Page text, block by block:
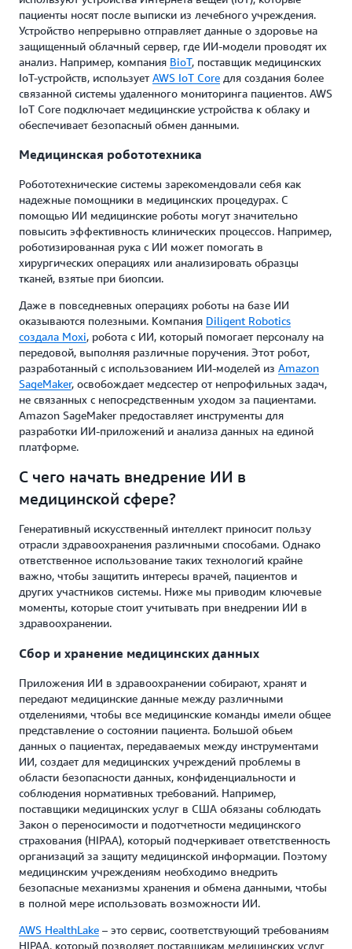
пациенты носят после выписки из лечебного учреждения.
Устройство непрерывно отправляет данные о здоровье на
защищенный облачный сервер, где ИИ-модели проводят их
анализ. Например, компания BioT, поставщик медицинских
IoT-устройств, использует AWS IoT Core для создания более
связанной системы удаленного мониторинга пациентов. AWS
IoT Core подключает медицинские устройства к облаку и
обеспечивает безопасный обмен данными.
Медицинская робототехника
Робототехнические системы зарекомендовали себя как
надежные помощники в медицинских процедурах. С
помощью ИИ медицинские роботы могут значительно
повысить эффективность клинических процессов. Например,
роботизированная рука с ИИ может помогать в
хирургических операциях или анализировать образцы
тканей, взятые при биопсии.
Даже в повседневных операциях роботы на базе ИИ
оказываются полезными. Компания Diligent Robotics
создала Moxi, робота с ИИ, который помогает персоналу на
передовой, выполняя различные поручения. Этот робот,
разработанный с использованием ИИ-моделей из Amazon
SageMaker, освобождает медсестер от непрофильных задач,
не связанных с непосредственным уходом за пациентами.
Amazon SageMaker предоставляет инструменты для
разработки ИИ-приложений и анализа данных на единой
платформе.
С чего начать внедрение ИИ в
медицинской сфере?
Генеративный искусственный интеллект приносит пользу
отрасли здравоохранения различными способами. Однако
ответственное использование таких технологий крайне
важно, чтобы защитить интересы врачей, пациентов и
других участников системы. Ниже мы приводим ключевые
моменты, которые стоит учитывать при внедрении ИИ в
здравоохранении.
Сбор и хранение медицинских данных
Приложения ИИ в здравоохранении собирают, хранят и
передают медицинские данные между различными
отделениями, чтобы все медицинские команды имели общее
представление о состоянии пациента. Большой обьем
данных о пациентах, передаваемых между инструментами
ИИ, создает для медицинских учреждений проблемы в
области безопасности данных, конфиденциальности и
соблюдения нормативных требований. Например,
поставщики медицинских услуг в США обязаны соблюдать
Закон о переносимости и подотчетности медицинского
страхования (HIPAA), который подчеркивает ответственность
организаций за защиту медицинской информации. Поэтому
медицинским учреждениям необходимо внедрить
безопасные механизмы хранения и обмена данными, чтобы
в полной мере использовать возможности ИИ.
AWS HealthLake – это сервис, соответствующий требованиям
HIPAA, который позволяет поставщикам медицинских услуг